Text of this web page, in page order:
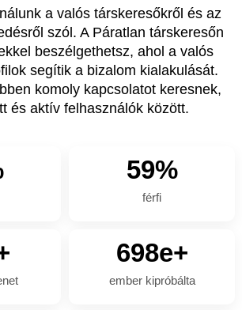
a valós társkeresőkről és az
szól. A Páratlan társkeresőn
beszélgethetsz, ahol a valós
segítik a bizalom kialakulását.
komoly kapcsolatot keresnek,
és aktív felhasználók között.
59%
férfi
698e+
ember kipróbálta